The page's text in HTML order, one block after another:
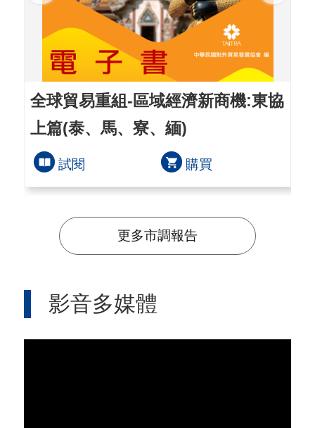
全球貿易重組-區域經濟新商機:東協
上篇(泰、馬、寮、緬)
試閱 購買
更多市調報告
影音多媒體